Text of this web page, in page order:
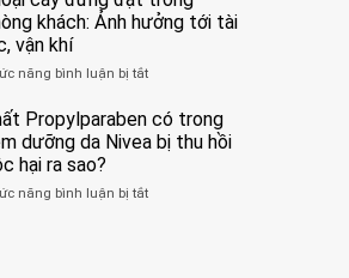
với
và
Bạn
nên
ung
lúc
thời
điểm
thể
tốt
nhất
cho
Sáng
khách: Ảnh hưởng tới tài
vận khí
năng bình luận bị tắtở
loại
cây
đừng
trong
Propylparaben có trong
dưỡng da Nivea bị thu hồi
hại ra sao?
năng bình luận bị tắtở